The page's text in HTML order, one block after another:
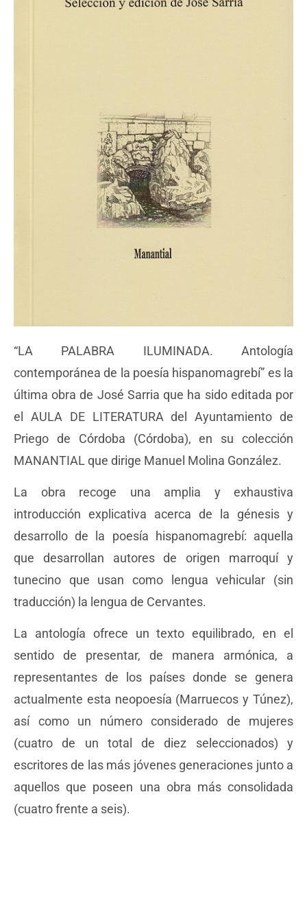
“LA PALABRA ILUMINADA. Antología
contemporánea de la poesía hispanomagrebí” es la
última obra de José Sarria que ha sido editada por
el AULA DE LITERATURA del Ayuntamiento de
Priego de Córdoba (Córdoba), en su colección
MANANTIAL que dirige Manuel Molina González.
La obra recoge una amplia y exhaustiva
introducción explicativa acerca de la génesis y
desarrollo de la poesía hispanomagrebí: aquella
que desarrollan autores de origen marroquí y
tunecino que usan como lengua vehicular (sin
traducción) la lengua de Cervantes.
La antología ofrece un texto equilibrado, en el
sentido de presentar, de manera armónica, a
representantes de los países donde se genera
actualmente esta neopoesía (Marruecos y Túnez),
así como un número considerado de mujeres
(cuatro de un total de diez seleccionados) y
escritores de las más jóvenes generaciones junto a
aquellos que poseen una obra más consolidada
(cuatro frente a seis).